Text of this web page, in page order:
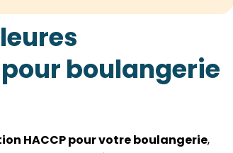
boulangerie
HACCP pour votre boulangerie,